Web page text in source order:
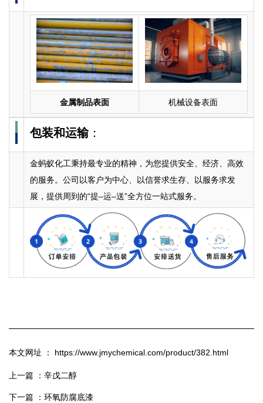
金属制品表面 机械设备表面
包装和运输：
金蚂蚁化工秉持最专业的精神，为您提供安全、经济、高效
的服务。公司以客户为中心、以信誉求生存、以服务求发
展，提供周到的“提–运–送”全方位一站式服务。
本文网址 ： https://www.jmychemical.com/product/382.html
上一篇 ： 辛戊二醇
下一篇 ： 环氧防腐底漆